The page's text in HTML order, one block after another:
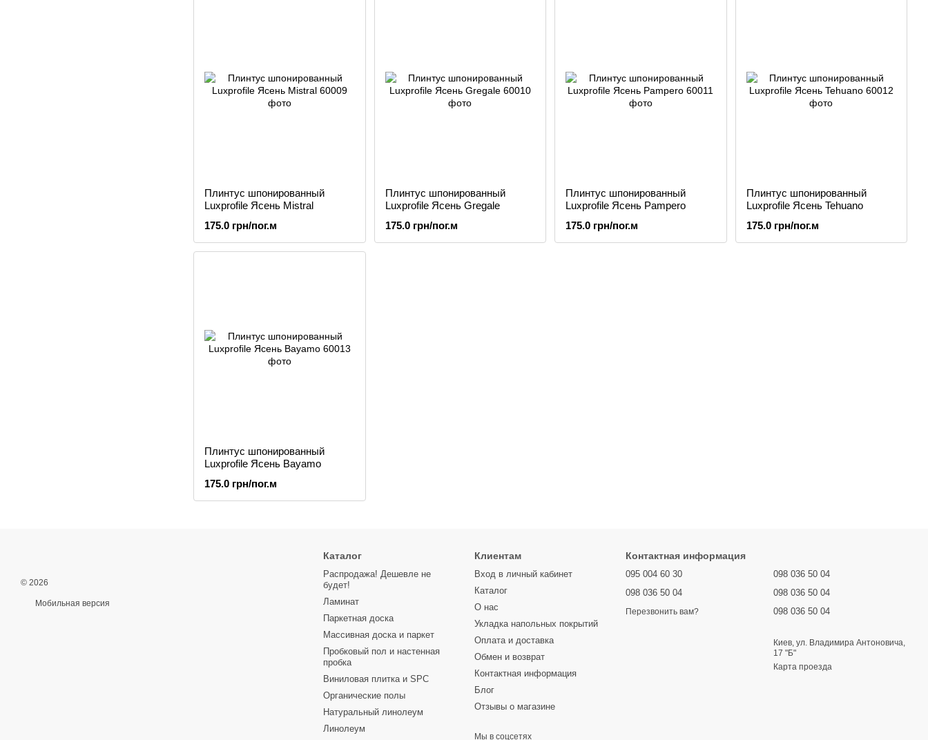
Плинтус шпонированный
Luxprofile Ясень Mistral
175.0 грн/пог.м
Плинтус шпонированный
Luxprofile Ясень Gregale
175.0 грн/пог.м
Плинтус шпонированный
Luxprofile Ясень Pampero
175.0 грн/пог.м
Плинтус шпонированный
Luxprofile Ясень Tehuano
175.0 грн/пог.м
Плинтус шпонированный
Luxprofile Ясень Bayamo
175.0 грн/пог.м
© 2026
Мобильная версия
Каталог
Распродажа! Дешевле не
будет!
Ламинат
Паркетная доска
Массивная доска и паркет
Пробковый пол и настенная
пробка
Виниловая плитка и SPC
Органические полы
Натуральный линолеум
Линолеум
Клиентам
Вход в личный кабинет
Каталог
О нас
Укладка напольных покрытий
Оплата и доставка
Обмен и возврат
Контактная информация
Блог
Отзывы о магазине
Мы в соцсетях
Контактная информация
095 004 60 30
098 036 50 04
Перезвонить вам?
098 036 50 04
098 036 50 04
098 036 50 04
Киев, ул. Владимира Антоновича,
17 "Б"
Карта проезда